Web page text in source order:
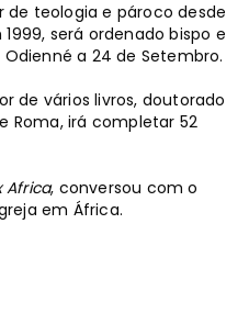
de teologia e pároco desde
será ordenado bispo e
a 24 de Setembro.
de vários livros, doutorado
Roma, irá completar 52
Africa, conversou com o
em África.